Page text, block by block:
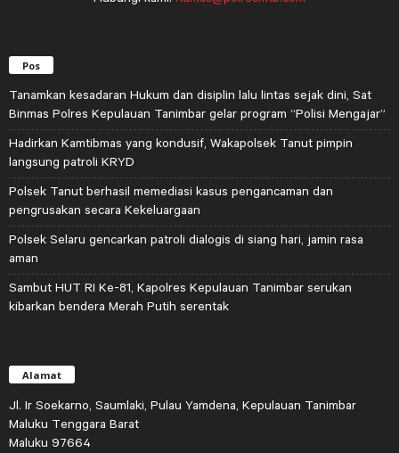
Pos
Tanamkan kesadaran Hukum dan disiplin lalu lintas sejak dini, Sat
Binmas Polres Kepulauan Tanimbar gelar program “Polisi Mengajar”
Hadirkan Kamtibmas yang kondusif, Wakapolsek Tanut pimpin
langsung patroli KRYD
Polsek Tanut berhasil memediasi kasus pengancaman dan
pengrusakan secara Kekeluargaan
Polsek Selaru gencarkan patroli dialogis di siang hari, jamin rasa
aman
Sambut HUT RI Ke-81, Kapolres Kepulauan Tanimbar serukan
kibarkan bendera Merah Putih serentak
Alamat
Jl. Ir Soekarno, Saumlaki, Pulau Yamdena, Kepulauan Tanimbar
Maluku Tenggara Barat
Maluku 97664